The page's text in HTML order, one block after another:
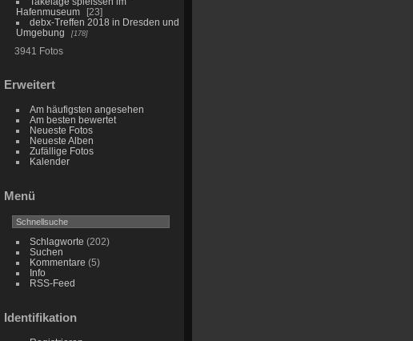
Hafenmuseum
23
debx-Treffen 2018 in Dresden und
Umgebung
178
3941 Fotos
Erweitert
Am häufigsten angesehen
Am besten bewertet
Neueste Fotos
Neueste Alben
Zufällige Fotos
Kalender
Menü
Schlagworte (202)
Suchen
Kommentare (5)
Info
RSS-Feed
Identifikation